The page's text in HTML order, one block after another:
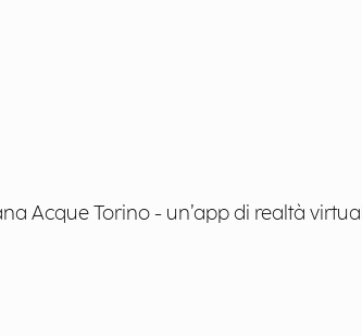
Acque Torino - un’app di realtà